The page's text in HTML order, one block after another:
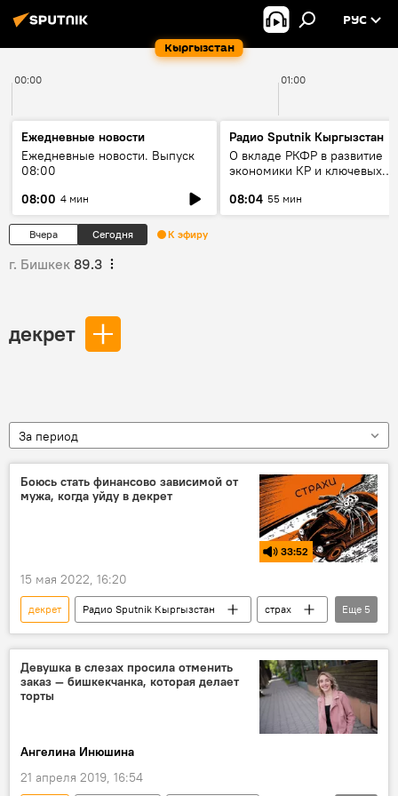
Кыргызстан
РУС
00:00 01:00
Ежедневные новости
Ежедневные новости. Выпуск
08:00
08:00 4 мин
Радио Sputnik Кыргызстан
О вкладе РКФР в развитие
экономики КР и ключевых
08:04 55 мин
Вчера Сегодня К эфиру
г. Бишкек 89.3
декрет
За период
Боюсь стать финансово зависимой от
мужа, когда уйду в декрет
33:52
15 мая 2022, 16:20
декрет Радио Sputnik Кыргызстан
страх
деньги
зависимость
семья
бюджет
Подкасты РИА Новости
Еще 5
Девушка в слезах просила отменить
заказ — бишкекчанка, которая делает
торты
Ангелина Инюшина
21 апреля 2019, 16:54